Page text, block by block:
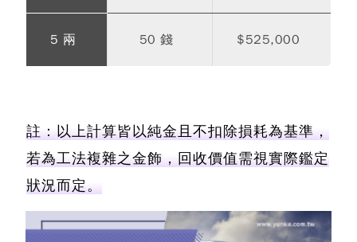
5 兩 50 錢 $525,000
註：以上計算皆以純金且不扣除損耗為基準，
若為工法複雜之金飾，回收價值需視實際鑑定
狀況而定。